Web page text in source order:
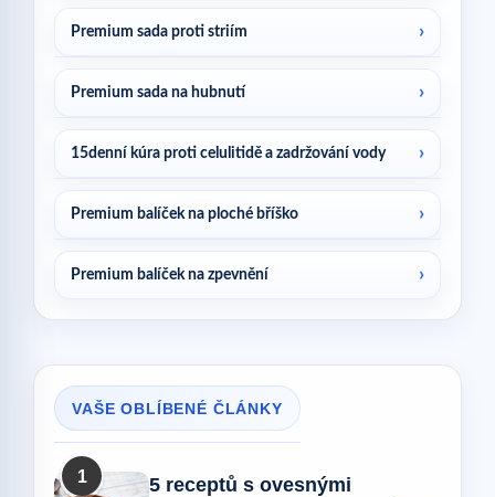
Premium sada proti striím
Premium sada na hubnutí
15denní kúra proti celulitidě a zadržování vody
Premium balíček na ploché bříško
Premium balíček na zpevnění
VAŠE OBLÍBENÉ ČLÁNKY
1
5 receptů s ovesnými